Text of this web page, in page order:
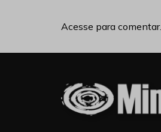
Acesse para comentar.